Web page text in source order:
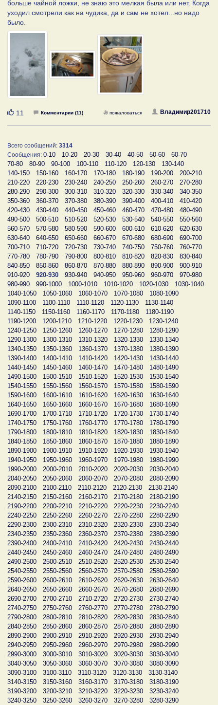
больше чайной ложки, не знаю это мелкая была или нет. Когда
уходил смотрели как на чудика, да и сам не хотел...но надо
было.
Нравится
11 Комментарии (11) Владимир201710
пожаловаться
Всего сообщений: 3314
Сообщения: 0-10 10-20 20-30 30-40 40-50 50-60
60-70
70-80
80-90 90-100 100-110 110-120 120-130
130-140
140-150
150-160 160-170 170-180 180-190 190-200
200-210
210-220
220-230 230-240 240-250 250-260 260-270
270-280
280-290
290-300 300-310 310-320 320-330 330-340
340-350
350-360
360-370 370-380 380-390 390-400 400-410
410-420
420-430
430-440 440-450 450-460 460-470 470-480
480-490
490-500
500-510 510-520 520-530 530-540 540-550
550-560
560-570
570-580 580-590 590-600 600-610 610-620
620-630
630-640
640-650 650-660 660-670 670-680 680-690
690-700
700-710
710-720 720-730 730-740 740-750 750-760
760-770
770-780
780-790 790-800 800-810 810-820 820-830
830-840
840-850
850-860 860-870 870-880 880-890 890-900
900-910
910-920
920-930 930-940 940-950 950-960 960-970
970-980
980-990
990-1000 1000-1010 1010-1020 1020-1030
1030-1040
1040-1050
1050-1060 1060-1070 1070-1080
1080-1090
1090-1100
1100-1110 1110-1120 1120-1130
1130-1140
1140-1150
1150-1160 1160-1170 1170-1180
1180-1190
1190-1200
1200-1210 1210-1220 1220-1230
1230-1240
1240-1250
1250-1260 1260-1270 1270-1280
1280-1290
1290-1300
1300-1310 1310-1320 1320-1330
1330-1340
1340-1350
1350-1360 1360-1370 1370-1380
1380-1390
1390-1400
1400-1410 1410-1420 1420-1430
1430-1440
1440-1450
1450-1460 1460-1470 1470-1480
1480-1490
1490-1500
1500-1510 1510-1520 1520-1530
1530-1540
1540-1550
1550-1560 1560-1570 1570-1580
1580-1590
1590-1600
1600-1610 1610-1620 1620-1630
1630-1640
1640-1650
1650-1660 1660-1670 1670-1680
1680-1690
1690-1700
1700-1710 1710-1720 1720-1730
1730-1740
1740-1750
1750-1760 1760-1770 1770-1780
1780-1790
1790-1800
1800-1810 1810-1820 1820-1830
1830-1840
1840-1850
1850-1860 1860-1870 1870-1880
1880-1890
1890-1900
1900-1910 1910-1920 1920-1930
1930-1940
1940-1950
1950-1960 1960-1970 1970-1980
1980-1990
1990-2000
2000-2010 2010-2020 2020-2030
2030-2040
2040-2050
2050-2060 2060-2070 2070-2080
2080-2090
2090-2100
2100-2110 2110-2120 2120-2130
2130-2140
2140-2150
2150-2160 2160-2170 2170-2180
2180-2190
2190-2200
2200-2210 2210-2220 2220-2230
2230-2240
2240-2250
2250-2260 2260-2270 2270-2280
2280-2290
2290-2300
2300-2310 2310-2320 2320-2330
2330-2340
2340-2350
2350-2360 2360-2370 2370-2380
2380-2390
2390-2400
2400-2410 2410-2420 2420-2430
2430-2440
2440-2450
2450-2460 2460-2470 2470-2480
2480-2490
2490-2500
2500-2510 2510-2520 2520-2530
2530-2540
2540-2550
2550-2560 2560-2570 2570-2580
2580-2590
2590-2600
2600-2610 2610-2620 2620-2630
2630-2640
2640-2650
2650-2660 2660-2670 2670-2680
2680-2690
2690-2700
2700-2710 2710-2720 2720-2730
2730-2740
2740-2750
2750-2760 2760-2770 2770-2780
2780-2790
2790-2800
2800-2810 2810-2820 2820-2830
2830-2840
2840-2850
2850-2860 2860-2870 2870-2880
2880-2890
2890-2900
2900-2910 2910-2920 2920-2930
2930-2940
2940-2950
2950-2960 2960-2970 2970-2980
2980-2990
2990-3000
3000-3010 3010-3020 3020-3030
3030-3040
3040-3050
3050-3060 3060-3070 3070-3080
3080-3090
3090-3100
3100-3110 3110-3120 3120-3130
3130-3140
3140-3150
3150-3160 3160-3170 3170-3180
3180-3190
3190-3200
3200-3210 3210-3220 3220-3230
3230-3240
3240-3250
3250-3260 3260-3270 3270-3280
3280-3290